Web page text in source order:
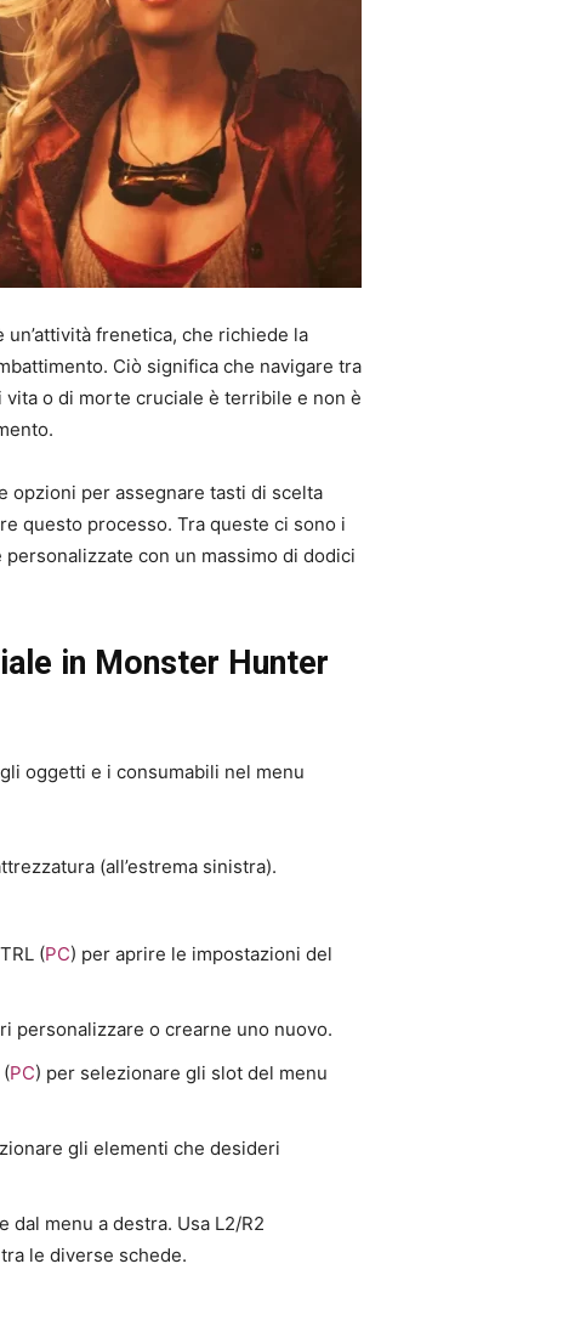
un’attività frenetica, che richiede la
Ciò significa che navigare tra
o di morte cruciale è terribile e non è
opzioni per assegnare tasti di scelta
questo processo. Tra queste ci sono i
con un massimo di dodici
in Monster Hunter
oggetti e i consumabili nel menu
(all’estrema sinistra).
(PC) per aprire le impostazioni del
personalizzare o crearne uno nuovo.
PC) per selezionare gli slot del menu
gli elementi che desideri
menu a destra. Usa L2/R2
le diverse schede.